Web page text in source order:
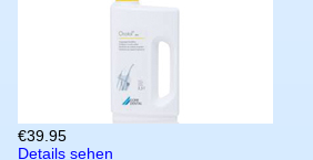
€39.95
Details sehen